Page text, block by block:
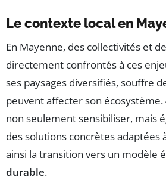
Le contexte local en
En Mayenne, des collectivités et
directement confrontés à ces
ses paysages diversifiés, souffre
peuvent affecter son
non seulement sensibiliser, mais
des solutions concrètes adaptées
ainsi la transition vers un modèle
durable.